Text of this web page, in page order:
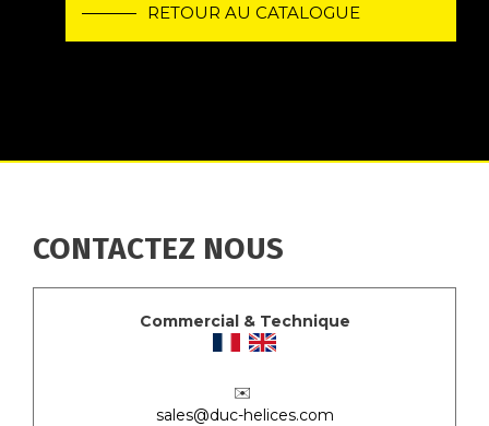
RETOUR AU CATALOGUE
CONTACTEZ NOUS
Commercial & Technique
✉️
sales@duc-helices.com